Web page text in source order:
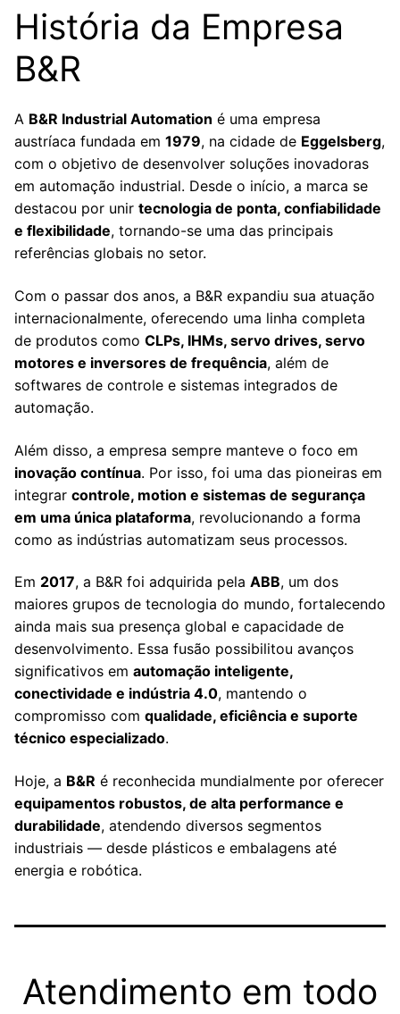
História da Empresa
B&R
A B&R Industrial Automation é uma empresa
austríaca fundada em 1979, na cidade de Eggelsberg,
com o objetivo de desenvolver soluções inovadoras
em automação industrial. Desde o início, a marca se
destacou por unir tecnologia de ponta, confiabilidade
e flexibilidade, tornando-se uma das principais
referências globais no setor.
Com o passar dos anos, a B&R expandiu sua atuação
internacionalmente, oferecendo uma linha completa
de produtos como CLPs, IHMs, servo drives, servo
motores e inversores de frequência, além de
softwares de controle e sistemas integrados de
automação.
Além disso, a empresa sempre manteve o foco em
inovação contínua. Por isso, foi uma das pioneiras em
integrar controle, motion e sistemas de segurança
em uma única plataforma, revolucionando a forma
como as indústrias automatizam seus processos.
Em 2017, a B&R foi adquirida pela ABB, um dos
maiores grupos de tecnologia do mundo, fortalecendo
ainda mais sua presença global e capacidade de
desenvolvimento. Essa fusão possibilitou avanços
significativos em automação inteligente,
conectividade e indústria 4.0, mantendo o
compromisso com qualidade, eficiência e suporte
técnico especializado.
Hoje, a B&R é reconhecida mundialmente por oferecer
equipamentos robustos, de alta performance e
durabilidade, atendendo diversos segmentos
industriais — desde plásticos e embalagens até
energia e robótica.
Atendimento em todo